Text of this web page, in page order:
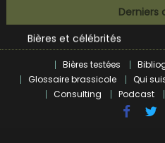
to
content
Derniers
BrewDog racheté par
Bières et célébrités
L’écosysteme brassicole
Zoumaï : pionnier de la
L’intelligence artificielle
BrewDog racheté par
Bières testées
Glossaire brassicole
Qui
Consulting
Podcast